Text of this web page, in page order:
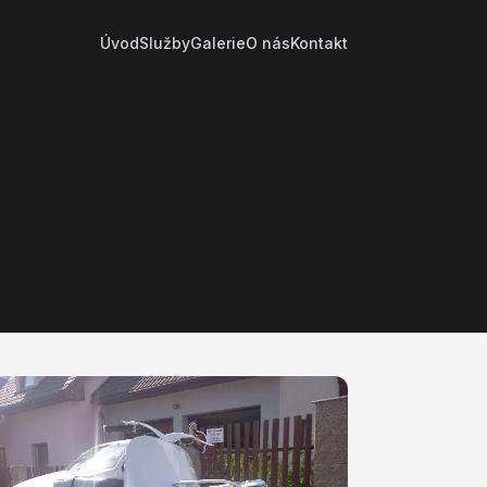
ÚvodSlužbyGalerieO násKontakt